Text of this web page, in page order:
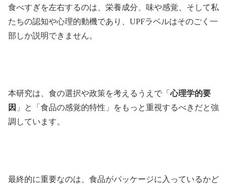
食べすぎを左右するのは、栄養成分、味や感覚、そして私
たちの認知や心理的動機であり、UPFラベルはそのごく一
部しか説明できません。
本研究は、食の選択や政策を考えるうえで「心理学的要
因 」と「食品の感覚的特性」をもっと重視するべきだと強
調しています。
最終的に重要なのは、食品がパッケージに入っているかど